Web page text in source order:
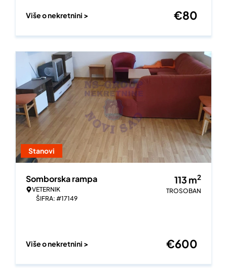
Više o nekretnini > €80
Stanovi
Somborska rampa
VETERNIK
ŠIFRA: #17149
113 m2
TROSOBAN
Više o nekretnini > €600